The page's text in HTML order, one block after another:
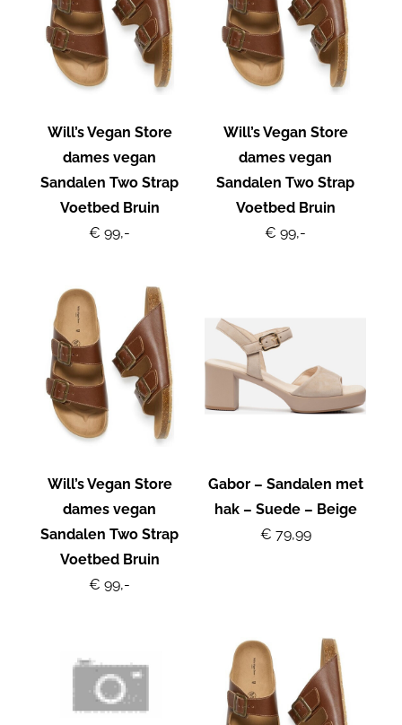
Will’s Vegan Store
dames vegan
Sandalen Two Strap
Voetbed Bruin
€ 99,-
Will’s Vegan Store
dames vegan
Sandalen Two Strap
Voetbed Bruin
€ 99,-
Will’s Vegan Store
dames vegan
Sandalen Two Strap
Voetbed Bruin
€ 99,-
Gabor – Sandalen met
hak – Suede – Beige
€ 79,99